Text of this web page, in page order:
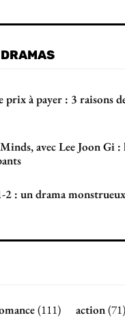
à payer : 3 raisons
avec Lee Joon Gi :
2 : un drama
(111) action(71)